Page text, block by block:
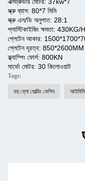
স্ক্রু ব্যাস: 80*7 মিমি
স্ক্রু এল/ডি অনুপাত: 28:1
প্লাস্টিকাইজিং ক্ষমতা: 430KG/H
প্লেটেন আকার:
প্লেটেন দূরত্ব: 850*2600MM
ক্ল্যাম্পিং ফোর্স: 800KN
সার্ভো মোটর: 30 কিলোওয়াট
Tags:
বড় ব্লো মোল্ডিং মেশিন